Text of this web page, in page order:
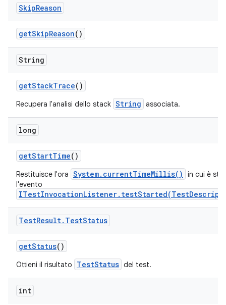
SkipReason
getSkipReason()
String
getStackTrace()
Recupera l'analisi dello stack String associata.
long
getStartTime()
Restituisce l'ora System.currentTimeMillis()
in cui è
l'evento
TestResult. TestStatus
getStatus()
Ottieni il risultato TestStatus del test.
int